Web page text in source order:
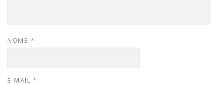
NOME *
E-MAIL *